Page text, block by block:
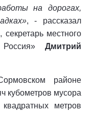
на дорогах,
, - рассказал
местного
Россия» Дмитрий
районе
кубометров мусора
метров